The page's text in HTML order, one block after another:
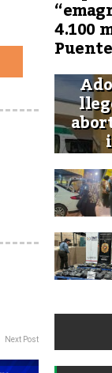
Next Post
4.100